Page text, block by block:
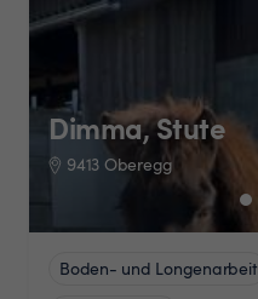
Dimma, Stute
9413 Oberegg
Boden- und Longenarbeit